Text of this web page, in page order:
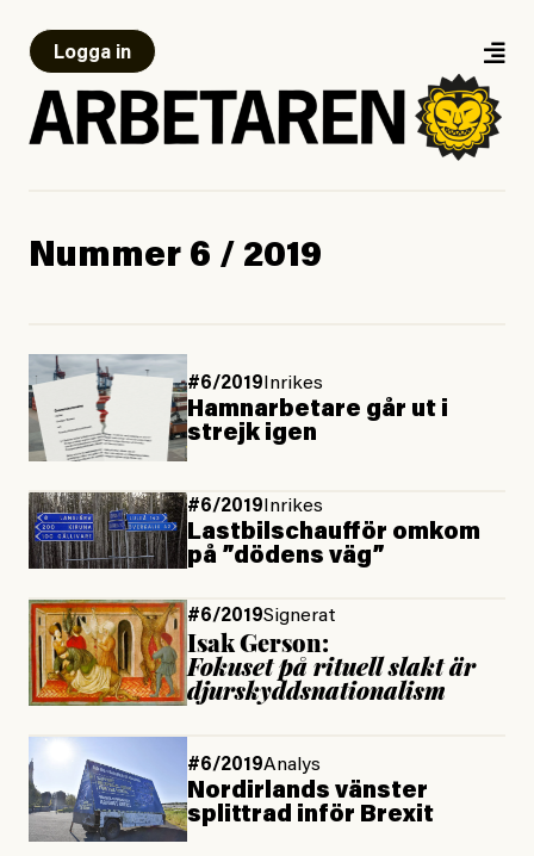
Logga in
Nummer 6 / 2019
#6/2019 Inrikes
Hamnarbetare går ut i
strejk igen
#6/2019 Inrikes
Lastbilschaufför omkom
på ”dödens väg”
#6/2019Signerat
Isak Gerson:
Fokuset på rituell slakt är
djurskyddsnationalism
#6/2019Analys
Nordirlands vänster
splittrad inför Brexit